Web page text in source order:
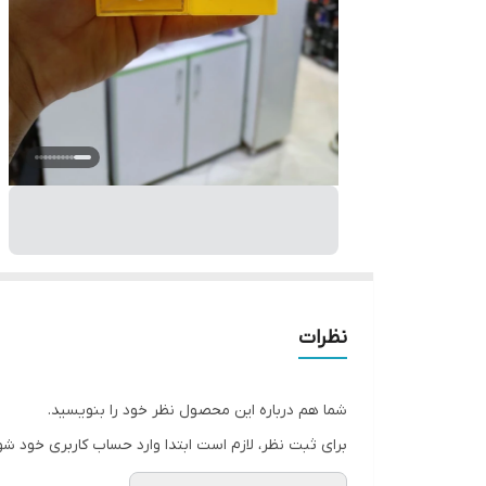
نظرات
شما هم درباره این محصول نظر خود را بنویسید.
برای ثبت نظر، لازم است ابتدا وارد حساب کاربری خود